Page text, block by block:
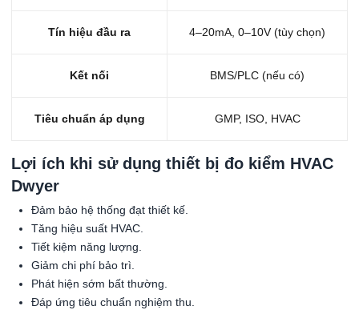
Tín hiệu đầu ra 4–20mA, 0–10V (tùy chọn)
Kết nối BMS/PLC (nếu có)
Tiêu chuẩn áp dụng GMP, ISO, HVAC
Lợi ích khi sử dụng thiết bị đo kiểm HVAC
Dwyer
Đảm bảo hệ thống đạt thiết kế.
Tăng hiệu suất HVAC.
Tiết kiệm năng lượng.
Giảm chi phí bảo trì.
Phát hiện sớm bất thường.
Đáp ứng tiêu chuẩn nghiệm thu.